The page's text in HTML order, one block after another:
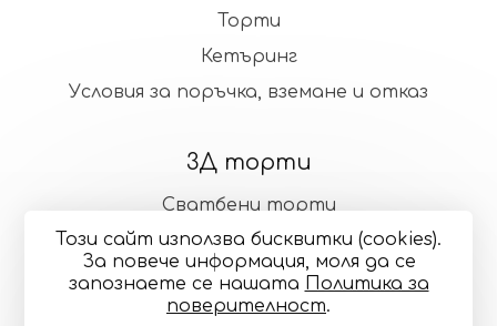
Торти
Кетъринг
Условия за поръчка, вземане и отказ
3Д торти
Сватбени торти
Стандартни торти
Този сайт използва бисквитки (cookies).
За повече информация, моля да се
запознаете се нашaтa Политика за
поверителност.